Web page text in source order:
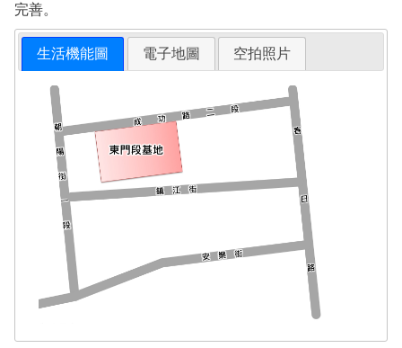
完善。
生活機能圖 電子地圖 空拍照片